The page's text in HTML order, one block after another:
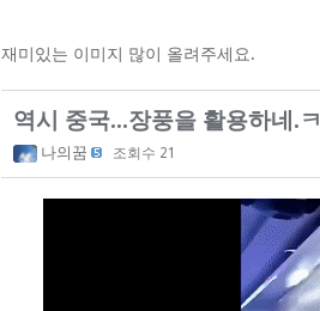
재미있는 이미지 많이 올려주세요.
역시 중국...장풍을 활용하네.ㅋ
나의꿈 조회수 21